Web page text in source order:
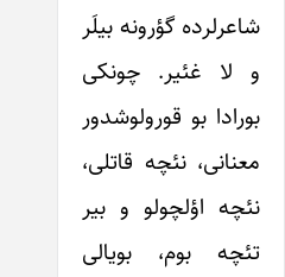
شاعرلرده گؤرونه بیلَر
و لا غئیر. چونکی
بورادا بو قورولوشدور
معنانی، نئچه قاتلی،
نئچه اؤلچولو و بیر
تئچه بوم، بویالی